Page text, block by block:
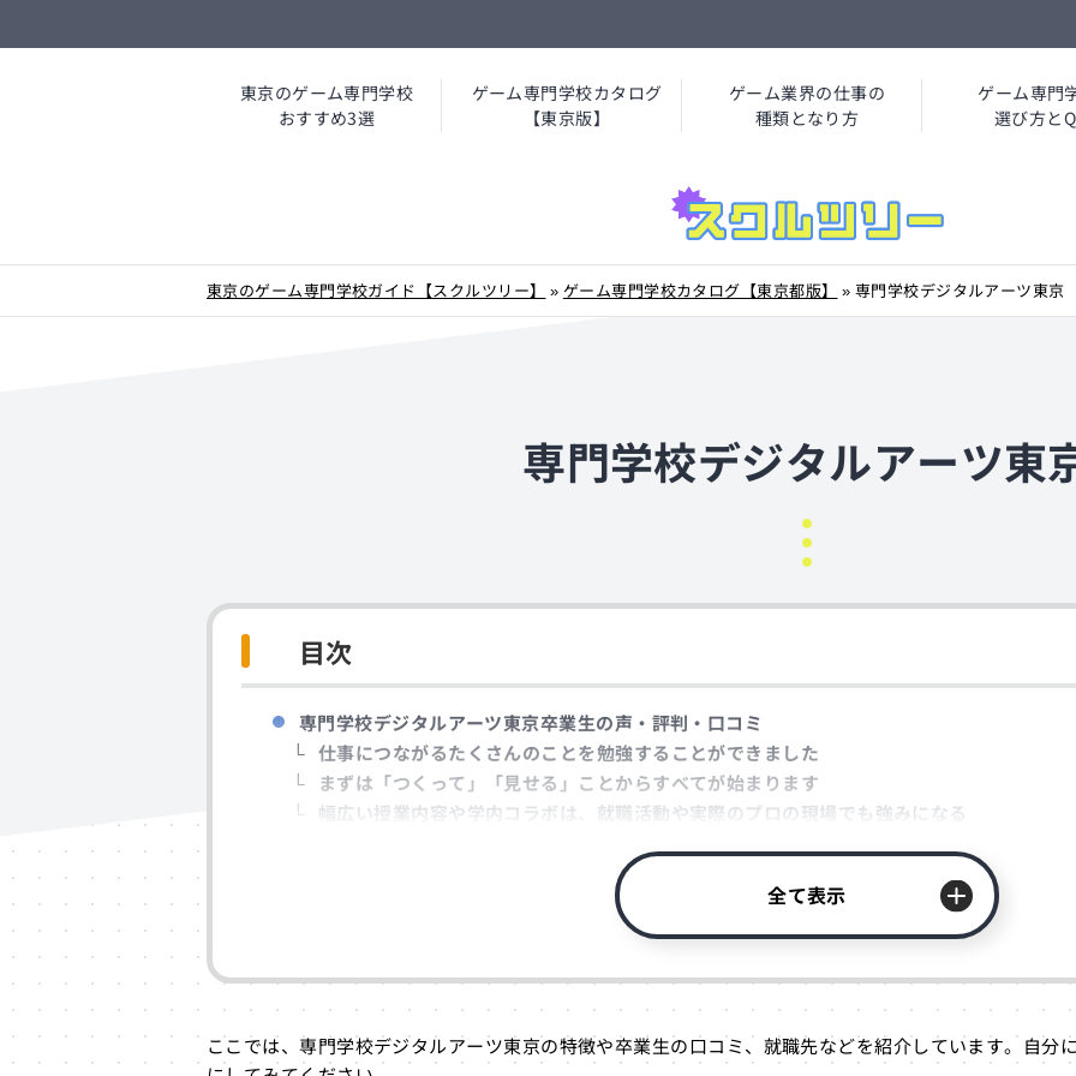
東京のゲーム専門学校
おすすめ3選
ゲーム専門学校カタログ
【東京版】
ゲーム業界の仕事の
種類となり方
ゲーム専門
選び方と
東京のゲーム専門学校ガイド【スクルツリー】 » ゲーム専門学校カタログ【東京都版】 » 専門学校デジタルアーツ東京
専門学校デジタルアーツ東
目次
専門学校デジタルアーツ東京卒業生の声・評判・口コミ
仕事につながるたくさんのことを勉強することができました
まずは「つくって」「見せる」ことからすべてが始まります
幅広い授業内容や学内コラボは、就職活動や実際のプロの現場でも強みになる
ゲームを仕事にしたいけど進路に迷っている方へ
専門学校デジタルアーツ東京の就職率・主な就職先
専門学校デジタルアーツ東京にある学科
ゲーム学科ゲームプログラムコース
全て表示
ここでは、専門学校デジタルアーツ東京の特徴や卒業生の口コミ、就職先などを紹介しています。自分